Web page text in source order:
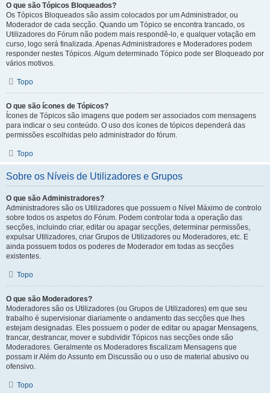
O que são Tópicos Bloqueados?
Os Tópicos Bloqueados são assim colocados por um Administrador, ou
Moderador de cada secção. Quando um Tópico se encontra trancado, os
Utilizadores do Fórum não podem mais respondê-lo, e qualquer votação em
curso, logo será finalizada. Apenas Administradores e Moderadores podem
responder nestes Tópicos. Algum determinado Tópico pode ser Bloqueado por
vários motivos.
Topo
O que são ícones de Tópicos?
Ícones de Tópicos são imagens que podem ser associados com mensagens
para indicar o seu conteúdo. O uso dos ícones de tópicos dependerá das
permissões escolhidas pelo administrador do fórum.
Topo
Sobre os Níveis de Utilizadores e Grupos
O que são Administradores?
Administradores são os Utilizadores que possuem o Nível Máximo de controlo
sobre todos os aspetos do Fórum. Podem controlar toda a operação das
secções, incluindo criar, editar ou apagar secções, determinar permissões,
expulsar Utilizadores, criar Grupos de Utilizadores ou Moderadores, etc. E
ainda possuem todos os poderes de Moderador em todas as secções
existentes.
Topo
O que são Moderadores?
Moderadores são os Utilizadores (ou Grupos de Utilizadores) em que seu
trabalho é supervisionar diariamente o andamento das secções que lhes
estejam designadas. Eles possuem o poder de editar ou apagar Mensagens,
trancar, destrancar, mover e subdividir Tópicos nas secções onde são
Moderadores. Geralmente os Moderadores fiscalizam Mensagens que
possam ir Além do Assunto em Discussão ou o uso de material abusivo ou
ofensivo.
Topo